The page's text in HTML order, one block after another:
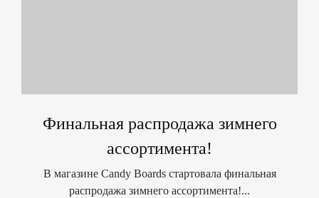
Финальная распродажа зимнего
ассортимента!
В магазине Candy Boards стартовала финальная
распродажа зимнего ассортимента!...